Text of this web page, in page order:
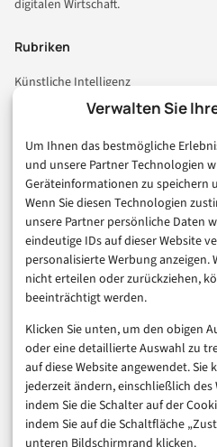
Verwalten Sie
Um Ihnen das bestmögliche
und unsere Partner Technologien
Geräteinformationen zu speichern
Wenn Sie diesen Technologien
unsere Partner persönliche Daten
eindeutige IDs auf dieser Website
personalisierte Werbung anzeigen.
nicht erteilen oder zurückziehen,
beeinträchtigt werden.
Klicken Sie unten, um den obigen
oder eine detaillierte Auswahl zu
auf diese Website angewendet.
jederzeit ändern, einschließlich
indem Sie die Schalter auf der
indem Sie auf die Schaltfläche
unteren Bildschirmrand klicken.
digitalen Wirtschaft.
Rubriken
Künstliche Intelligenz
Technologie & IT
Consumer & Digital Life
Marketing
Finanzen & FinTech
Business & Karriere
Sicherheit & Recht
Digitalisierung
Marketing
Magazin
Unsere Redaktion
Werbeformate & Media Kit
Rechtliches